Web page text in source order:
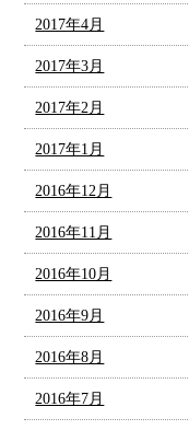
2017年4月
2017年3月
2017年2月
2017年1月
2016年12月
2016年11月
2016年10月
2016年9月
2016年8月
2016年7月